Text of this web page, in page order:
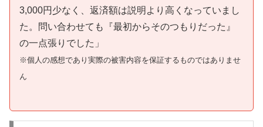
3,000円少なく、返済額は説明より高くなっていまし
た。問い合わせても『最初からそのつもりだった』
の一点張りでした」
※個人の感想であり実際の被害内容を保証するものではありませ
ん